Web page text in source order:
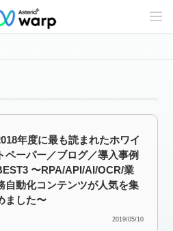
C
n
e
n
年度に最も読まれたホワイ
ペーパー／ブログ／導入事例
〜RPA/API/AI/OCR/業
自動化コンテンツが人気を集
ました〜
2019/05/10